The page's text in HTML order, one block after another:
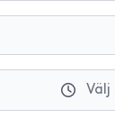
Välj